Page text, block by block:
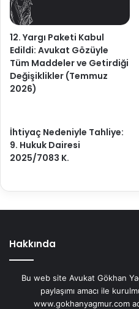
12. Yargı Paketi Kabul
Edildi: Avukat Gözüyle
Tüm Maddeler ve Getirdiği
Değişiklikler (Temmuz
2026)
İhtiyaç Nedeniyle Tahliye:
9. Hukuk Dairesi
2025/7083 K.
Hakkında
Bu web site Avukat Gökhan
paylaşımı amacı ile
www.gokhanyagmur.com